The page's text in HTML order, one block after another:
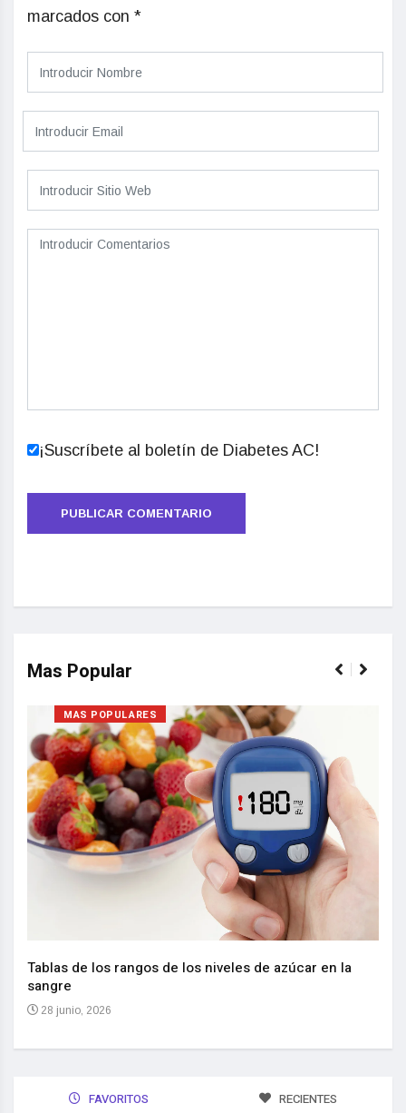
marcados con *
¡Suscríbete al boletín de Diabetes AC!
Mas Popular
MAS POPULARES
Tablas de los rangos de los niveles de azúcar en la
sangre
28 junio, 2026
FAVORITOS RECIENTES